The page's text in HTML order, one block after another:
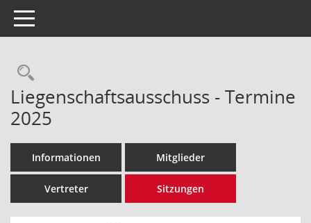
Toggle navigation
Rechercheauswahl
Liegenschaftsausschuss - Termine
2025
Informationen Mitglieder
Vertreter Sitzungen